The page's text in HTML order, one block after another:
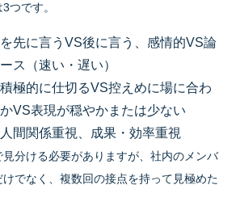
つです。
を先に言うVS後に言う、感情的VS論
ス（速い・遅い）
積極的に仕切るVS控えめに場に合わ
VS表現が穏やかまたは少ない
人間関係重視、成果・効率重視
分ける必要がありますが、社内のメンバ
でなく、複数回の接点を持って見極めた